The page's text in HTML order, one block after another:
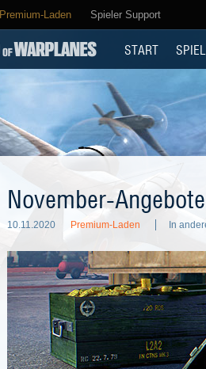
Premium-Laden Spieler Support
START SPIEL
November-Angebote
10.11.2020 Premium-Laden In